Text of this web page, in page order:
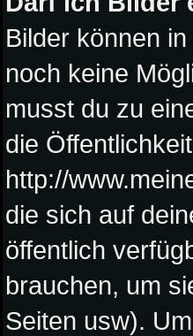
Bilder können
noch keine
musst du zu
die
http://
die sich auf
öffentlich
brauchen, um
Seiten usw).